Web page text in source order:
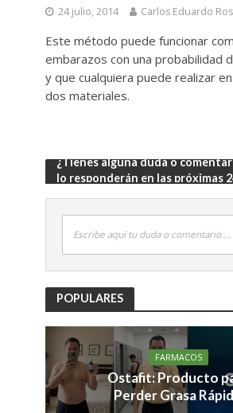
24 julio, 2014 Carlos Eduardo
Este método puede funcionar
embarazos con una probabilidad
y que cualquiera puede realizar
dos materiales.
¿Tienes alguna duda o
lo responderán en las próximas
Escribe aquí tu duda o comentario....
POPULARES
FARMACOS
Ostafit: Producto
Perder Grasa